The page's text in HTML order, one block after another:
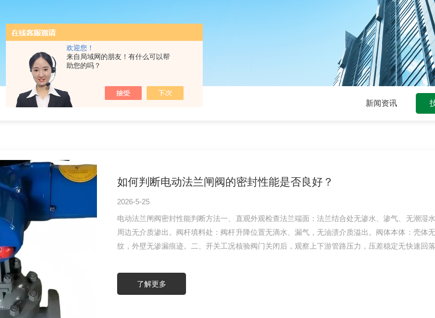
欢迎您！
来自局域网的朋友！有什么可以帮
助您的吗？
新闻资讯
如何判断电动法兰闸阀的密封性能是否良好？
2026-5-25
电动法兰闸阀密封性能判断方法一、直观外观检查法兰端面：法兰结合处无渗水、渗气、无潮湿
周边无介质渗出。阀杆填料处：阀杆升降位置无滴水、漏气，无油渍介质溢出。阀体本体：壳体
纹，外壁无渗漏痕迹。二、开关工况核验阀门关闭后，观察上下游管路压力，压差稳定无快速回
压试压检测（标准判定）水压试验关闭阀门，单侧通入额定压力1.5倍清水，保压5分钟。阀体、
了解更多